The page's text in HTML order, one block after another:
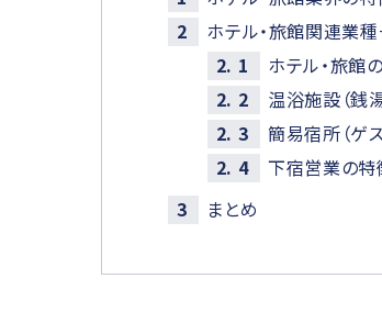
ホテル・旅館関連業
ホテル・旅館
温浴施設（銭
簡易宿所（ゲ
下宿営業の特
まとめ